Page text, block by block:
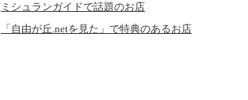
ミシュランガイドで話題のお店
「自由が丘.netを見た」で特典のあるお店